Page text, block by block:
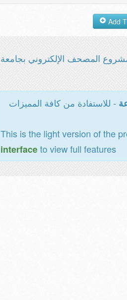
المصحف الإلكتروني بجامعة
- للاستفادة من كافة المميزات
This is the light version of the
interfaceto view full features